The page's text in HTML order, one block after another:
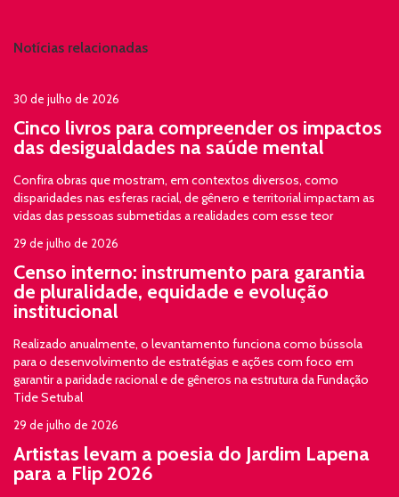
Notícias relacionadas
30 de julho de 2026
Cinco livros para compreender os impactos
das desigualdades na saúde mental
Confira obras que mostram, em contextos diversos, como
disparidades nas esferas racial, de gênero e territorial impactam as
vidas das pessoas submetidas a realidades com esse teor
29 de julho de 2026
Censo interno: instrumento para garantia
de pluralidade, equidade e evolução
institucional
Realizado anualmente, o levantamento funciona como bússola
para o desenvolvimento de estratégias e ações com foco em
garantir a paridade racional e de gêneros na estrutura da Fundação
Tide Setubal
29 de julho de 2026
Artistas levam a poesia do Jardim Lapena
para a Flip 2026